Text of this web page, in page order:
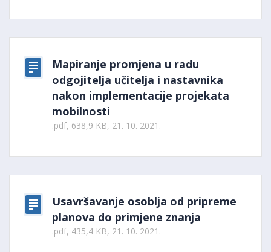
Mapiranje promjena u radu
odgojitelja učitelja i nastavnika
nakon implementacije projekata
mobilnosti
.pdf, 638,9 KB, 21. 10. 2021.
Usavršavanje osoblja od pripreme
planova do primjene znanja
.pdf, 435,4 KB, 21. 10. 2021.